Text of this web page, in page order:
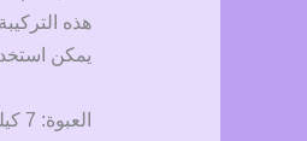
هذه
يمكن
العبوة: 7 كيلو.